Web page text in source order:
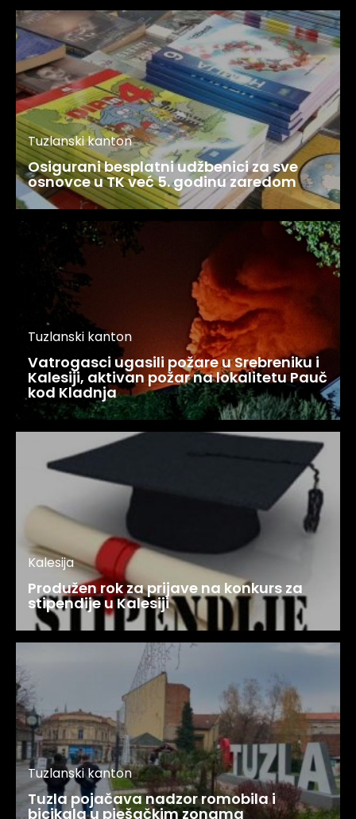
Tuzlanski kanton
Osigurani besplatni udžbenici za sve
osnovce u TK već 5. godinu zaredom
Tuzlanski kanton
Vatrogasci ugasili požare u Srebreniku i
Kalesiji, aktivan požar na lokalitetu Pauč
kod Kladnja
Produžen rok za prijave na konkurs za
stipendije u Kalesiji
Tuzlanski kanton
Tuzla pojačava nadzor romobila i
bicikala u pješačkim zonama